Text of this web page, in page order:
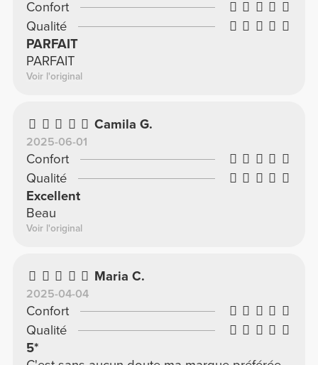
Confort
Qualité
PARFAIT
PARFAIT
Voir l'original
Camila G.
2025-06-01
Confort
Qualité
Excellent
Beau
Voir l'original
Maria C.
2025-04-04
Confort
Qualité
5*